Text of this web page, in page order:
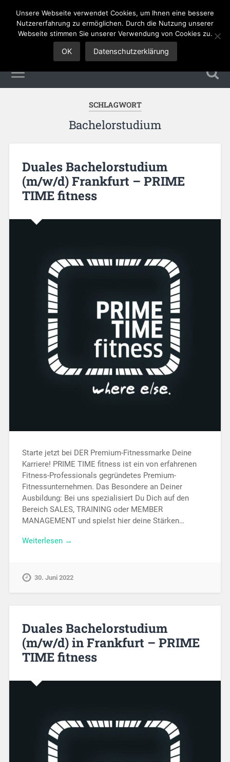
Sales Jobs
SCHLAGWORT
Bachelorstudium
Duales Bachelorstudium
(m/w/d) Frankfurt – PRIME
TIME fitness
Starte jetzt bei DER Premium-Fitnessmarke Deine
Karriere! PRIME TIME fitness ist ein von erfahrenen
Fitness-Professionals gegründetes Premium-
Fitnessunternehmen. Das Besondere an Deiner
Ausbildung: Bei uns spezialisiert Du Dich auf den
Bereich SALES, TRAINING oder MEMBER
MANAGEMENT und spielst hier deine Stärken…
Weiterlesen →
30. Juni 2022
Duales Bachelorstudium
(m/w/d) in Frankfurt – PRIME
TIME fitness
Unsere Webseite verwendet Cookies, um Ihnen eine bessere
Nutzererfahrung zu ermöglichen. Durch die Nutzung unserer
Webseite stimmen Sie unserer Verwendung von Cookies zu.
OK Datenschutzerklärung